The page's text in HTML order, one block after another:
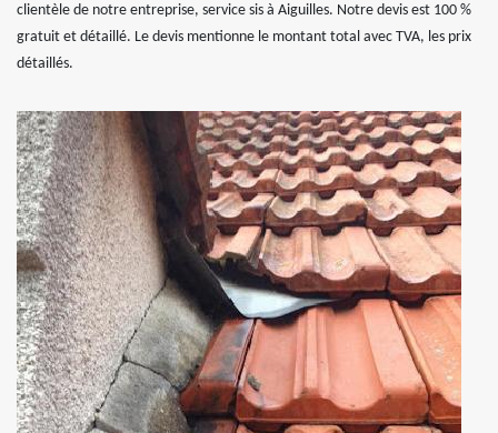
clientèle de notre entreprise, service sis à Aiguilles. Notre devis est 100 %
gratuit et détaillé. Le devis mentionne le montant total avec TVA, les prix
détaillés.